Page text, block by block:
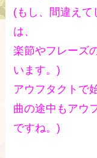
(もし、間違えて
は、
楽節やフレーズ
います。)
アウフタクトで
曲の途中もアウ
ですね。)